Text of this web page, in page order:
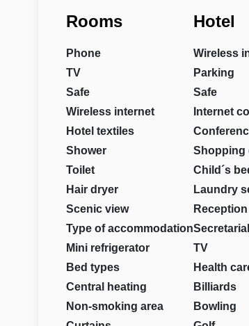
Rooms
Phone
TV
Safe
Wireless internet
Hotel textiles
Shower
Toilet
Hair dryer
Scenic view
Type of accommodation
Mini refrigerator
Bed types
Central heating
Non-smoking area
Hotel
Wireless
Parking
Safe
Internet
Shopping
Child´s
Laundry
Reception
TV
Health
Billiards
Bowling